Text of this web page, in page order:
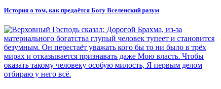
История о том, как предаётся Богу Вселенский разум